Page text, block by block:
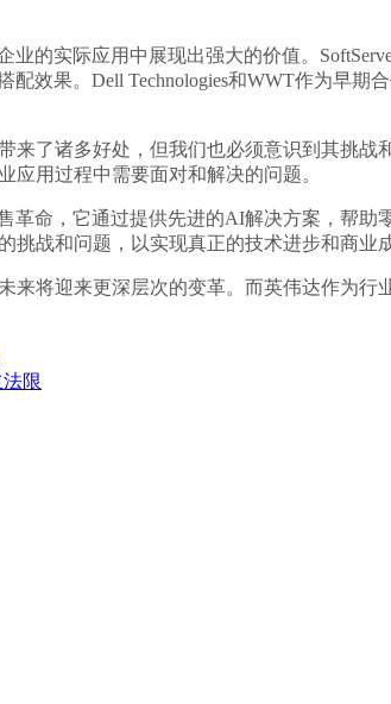
的实际应用中展现出强大的价值。
效果。Dell Technologies和WWT作为早
了诸多好处，但我们也必须意识到其挑战
用过程中需要面对和解决的问题。
命，它通过提供先进的AI解决方案，帮助
战和问题，以实现真正的技术进步和商业成
迎来更深层次的变革。而英伟达作为行
限